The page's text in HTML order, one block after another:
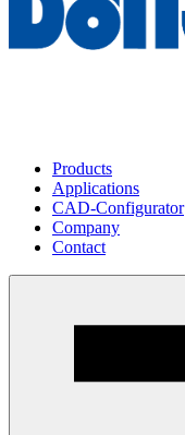
Products
Applications
CAD-Configurator
Company
Contact